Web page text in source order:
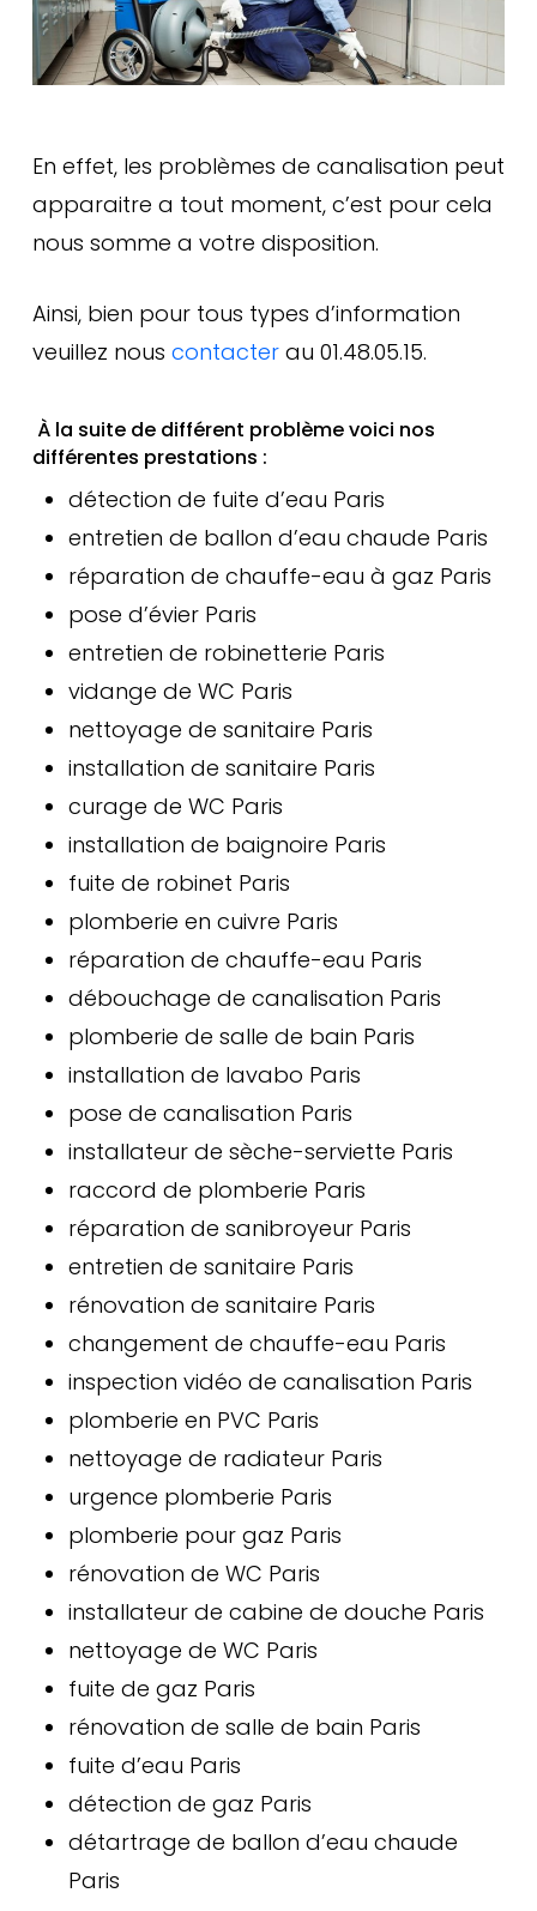
En effet, les problèmes de canalisation peut
apparaitre a tout moment, c’est pour cela
nous somme a votre disposition.
Ainsi, bien pour tous types d’information
veuillez nous contacterau 01.48.05.15.
À la suite de différent problème voici nos
différentes prestations :
détection de fuite d’eau Paris
entretien de ballon d’eau chaude Paris
réparation de chauffe-eau à gaz Paris
pose d’évier Paris
entretien de robinetterie Paris
vidange de WC Paris
nettoyage de sanitaire Paris
installation de sanitaire Paris
curage de WC Paris
installation de baignoire Paris
fuite de robinet Paris
plomberie en cuivre Paris
réparation de chauffe-eau Paris
débouchage de canalisation Paris
plomberie de salle de bain Paris
installation de lavabo Paris
pose de canalisation Paris
installateur de sèche-serviette Paris
raccord de plomberie Paris
réparation de sanibroyeur Paris
entretien de sanitaire Paris
rénovation de sanitaire Paris
changement de chauffe-eau Paris
inspection vidéo de canalisation Paris
plomberie en PVC Paris
nettoyage de radiateur Paris
urgence plomberie Paris
plomberie pour gaz Paris
rénovation de WC Paris
installateur de cabine de douche Paris
nettoyage de WC Paris
fuite de gaz Paris
rénovation de salle de bain Paris
fuite d’eau Paris
détection de gaz Paris
détartrage de ballon d’eau chaude
Paris